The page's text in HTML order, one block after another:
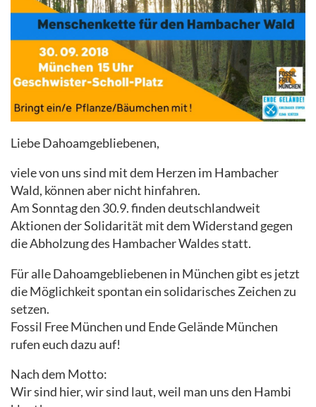
Liebe Dahoamgebliebenen,
viele von uns sind mit dem Herzen im Hambacher
Wald, können aber nicht hinfahren.
Am Sonntag den 30.9. finden deutschlandweit
Aktionen der Solidarität mit dem Widerstand gegen
die Abholzung des Hambacher Waldes statt.
Für alle Dahoamgebliebenen in München gibt es jetzt
die Möglichkeit spontan ein solidarisches Zeichen zu
setzen.
Fossil Free München und Ende Gelände München
rufen euch dazu auf!
Nach dem Motto:
Wir sind hier, wir sind laut, weil man uns den Hambi